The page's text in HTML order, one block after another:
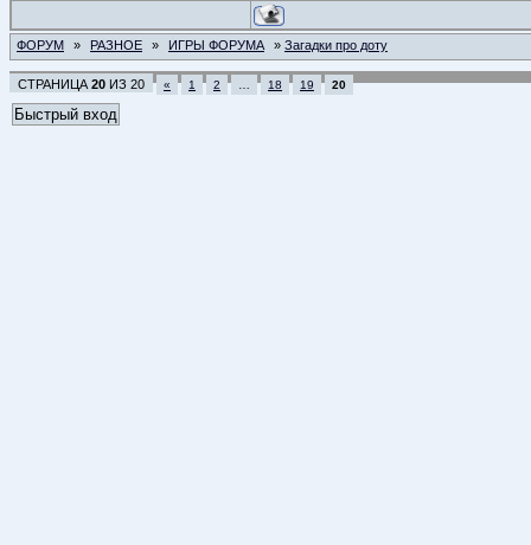
ФОРУМ » РАЗНОЕ » ИГРЫ ФОРУМА » Загадки про доту
СТРАНИЦА 20 ИЗ 20 « 1 2 18 19 20